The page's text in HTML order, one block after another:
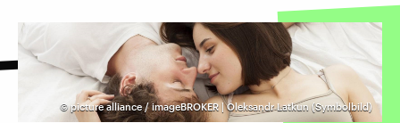
©picture alliance / imageBROKER | Oleksandr Latkun (Symbolbild)